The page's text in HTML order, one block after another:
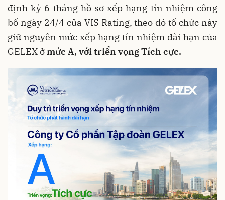
định kỳ 6 tháng hồ sơ xếp hạng tín nhiệm công
bố ngày 24/4 của VIS Rating, theo đó tổ chức này
giữ nguyên mức xếp hạng tín nhiệm dài hạn của
GELEXởmức A, với triển vọng Tích cực.